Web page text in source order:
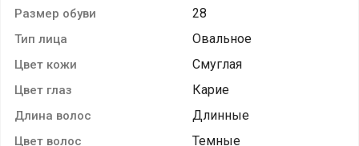
Размер обуви 28
Тип лица Овальное
Цвет кожи Смуглая
Цвет глаз Карие
Длина волос Длинные
Цвет волос Темные